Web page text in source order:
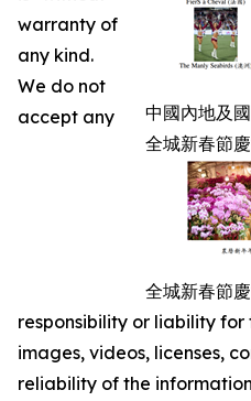
中國內地及
全城新春節
全城新春節
warranty of
any kind.
We do not
accept any
responsibility or liability
images, videos, licenses,
reliability of the